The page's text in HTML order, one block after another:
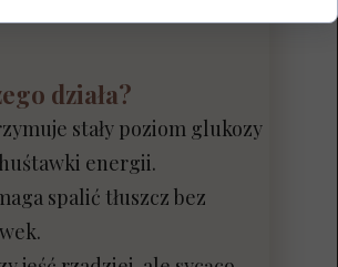
działa?
stały poziom glukozy
energii.
spalić tłuszcz bez